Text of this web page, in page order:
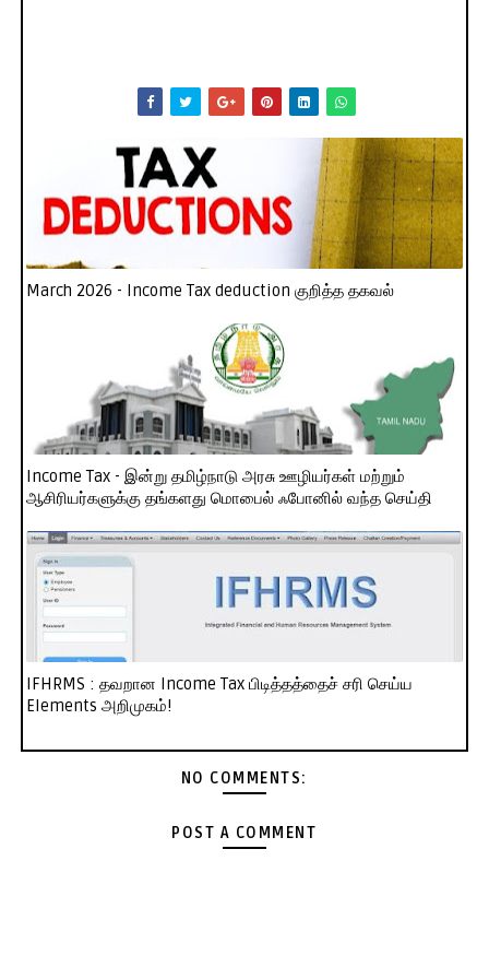
March 2026 - Income Tax deduction குறித்த தகவல்
Income Tax - இன்று தமிழ்நாடு அரசு ஊழியர்கள் மற்றும்
ஆசிரியர்களுக்கு தங்களது மொபைல் ஃபோனில் வந்த செய்தி
IFHRMS : தவறான Income Tax பிடித்தத்தைச் சரி செய்ய
Elements அறிமுகம்!
NO COMMENTS:
POST A COMMENT